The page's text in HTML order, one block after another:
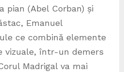
pian (Abel Corban) și
Emanuel
ce combină elemente
vizuale, într-un demers
Madrigal va mai